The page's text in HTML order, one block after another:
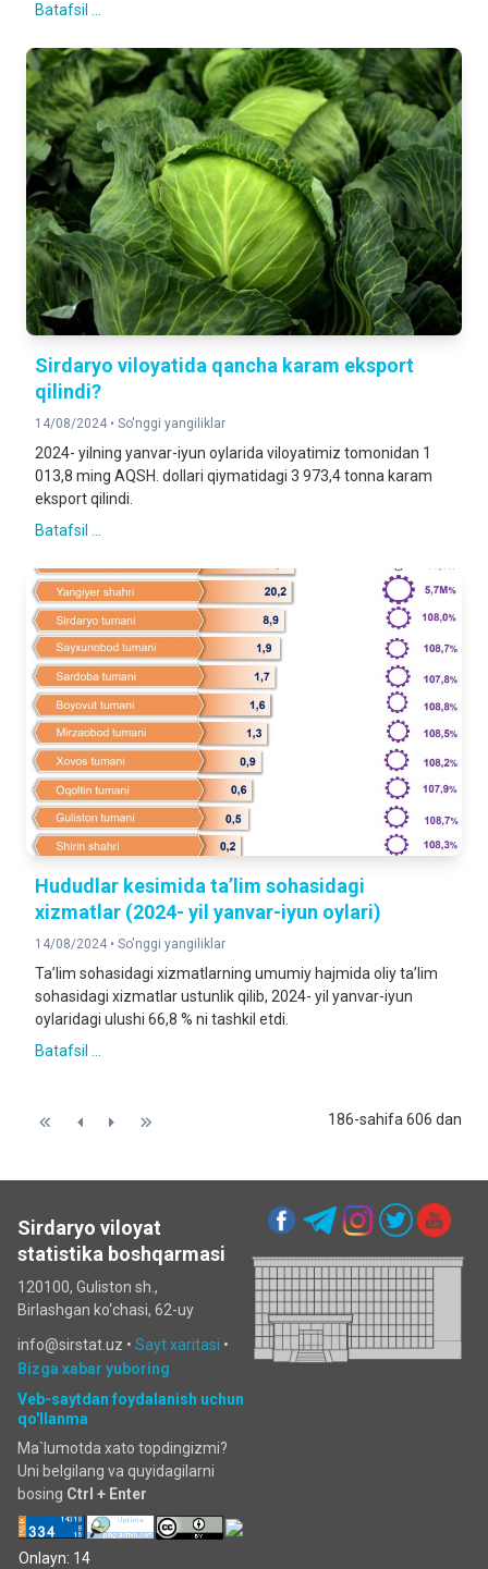
Batafsil ...
Sirdaryo viloyatida qancha karam eksport
qilindi?
14/08/2024 • So'nggi yangiliklar
2024- yilning yanvar-iyun oylarida viloyatimiz tomonidan 1
013,8 ming AQSH. dollari qiymatidagi 3 973,4 tonna karam
eksport qilindi.
Batafsil ...
Hududlar kesimida ta’lim sohasidagi
xizmatlar (2024- yil yanvar-iyun oylari)
14/08/2024 • So'nggi yangiliklar
Taʼlim sohasidagi xizmatlarning umumiy hajmida oliy taʼlim
sohasidagi xizmatlar ustunlik qilib, 2024- yil yanvar-iyun
oylaridagi ulushi 66,8 % ni tashkil etdi.
Batafsil ...
186-sahifa 606 dan
Sirdaryo viloyat
statistika boshqarmasi
120100, Guliston sh.,
Birlashgan ko‘chаsi, 62-uy
info@sirstat.uz • Sayt xaritasi •
Bizga xabar yuboring
Veb-saytdan foydalanish uchun
qo'llanma
Ma`lumotda xato topdingizmi?
Uni belgilang va quyidagilarni
bosing Ctrl + Enter
Onlayn: 14